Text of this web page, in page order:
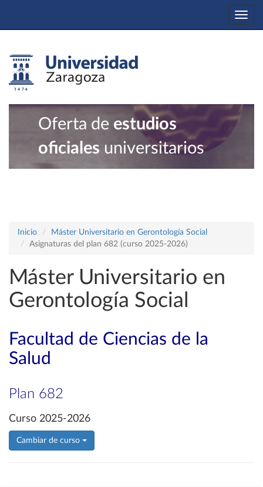
Oferta de estudios
oficiales universitarios
Inicio
Máster Universitario en Gerontología Social
Asignaturas del plan 682 (curso 2025-2026)
Máster Universitario en
Gerontología Social
Facultad de Ciencias de la
Salud
Plan 682
Curso 2025-2026
Cambiar de curso